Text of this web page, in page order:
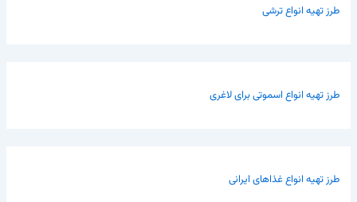
طرز تهیه انواع ترشی
طرز تهیه انواع اسموتی برای لاغری
طرز تهیه انواع غذاهای ایرانی